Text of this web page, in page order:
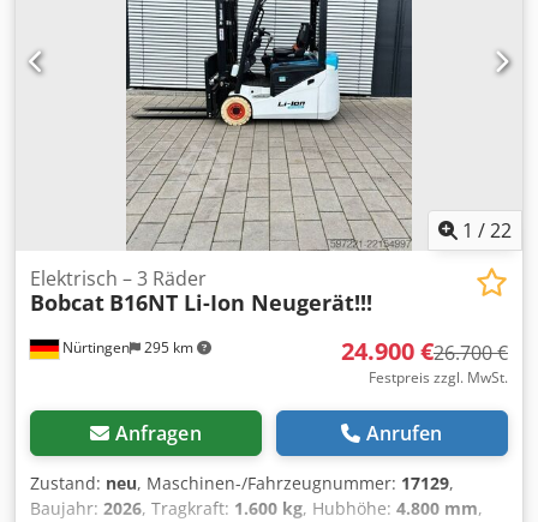
1 /22
Nürtingen 295 km
Elektrisch – 3 Räder
Bobcat B16NT Li-Ion Neugerät!!!
24.900 €26.700 €
Festpreis zzgl. MwSt.
Anfragen Anrufen
Zustand: neu, Maschinen-/Fahrzeugnummer: 17129,
Baujahr: 2026, Tragkraft: 1.600 kg, Hubhöhe: 4.800 mm,